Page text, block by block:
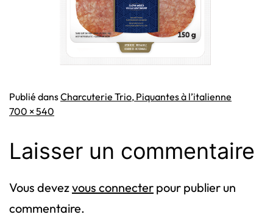
Publié dansCharcuterie Trio, Piquantes à l’italienne
Taille
700 × 540
Laisser un commentaire
Vous devezvous connecter pour publier un
commentaire.